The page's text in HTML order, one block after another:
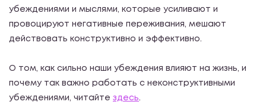
убеждениями и мыслями, которые усиливают и
провоцируют негативные переживания, мешают
действовать конструктивно и эффективно.
О том, как сильно наши убеждения влияют на жизнь, и
почему так важно работать с неконструктивными
убеждениями, читайте здесь.